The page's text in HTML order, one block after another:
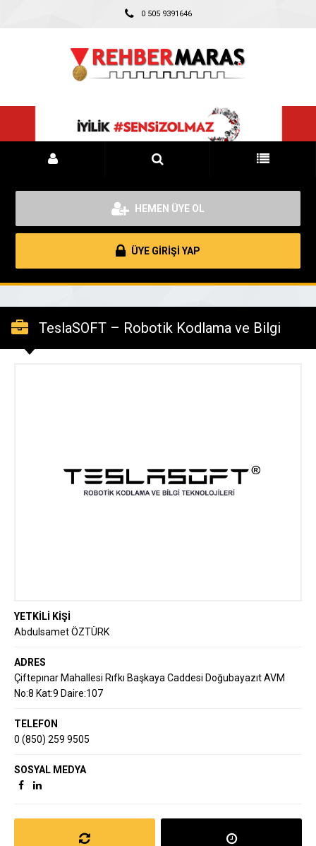
0 505 9391646
HEMEN ÜYE OL
ÜYE GİRİŞİ YAP
TeslaSOFT – Robotik Kodlama ve Bilgi
YETKİLİ KİŞİ
Abdulsamet ÖZTÜRK
ADRES
Çiftepınar Mahallesi Rıfkı Başkaya Caddesi Doğubayazıt AVM
No:8 Kat:9 Daire:107
TELEFON
0 (850) 259 9505
SOSYAL MEDYA